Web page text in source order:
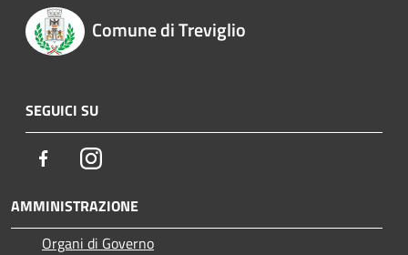
Comune di Treviglio
SEGUICI SU
FacebookInstagram
AMMINISTRAZIONE
Organi di Governo